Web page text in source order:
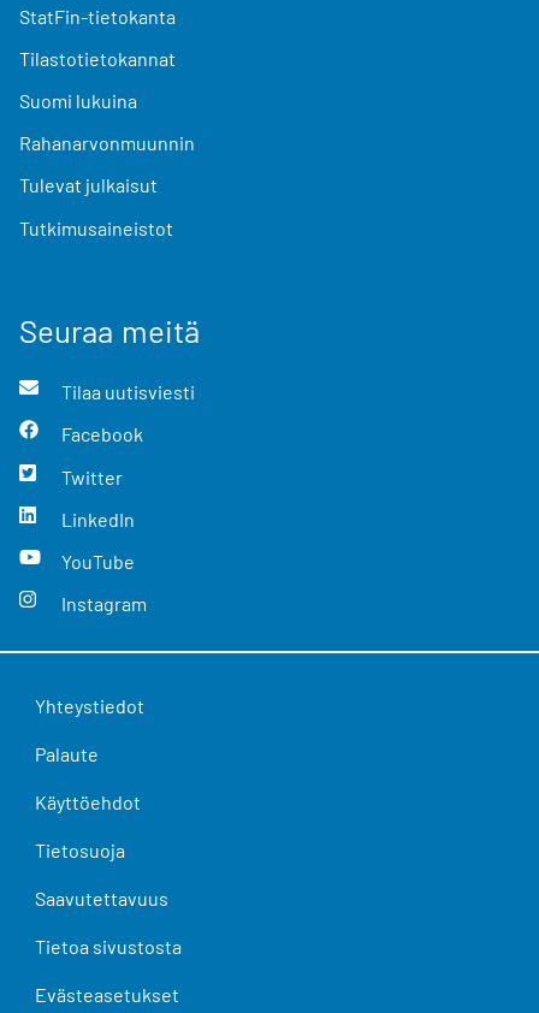
StatFin-tietokanta
Tilastotietokannat
Suomi lukuina
Rahanarvonmuunnin
Tulevat julkaisut
Tutkimusaineistot
Seuraa meitä
Tilaa uutisviesti
Facebook
Twitter
LinkedIn
YouTube
Instagram
Yhteystiedot
Palaute
Käyttöehdot
Tietosuoja
Saavutettavuus
Tietoa sivustosta
Evästeasetukset